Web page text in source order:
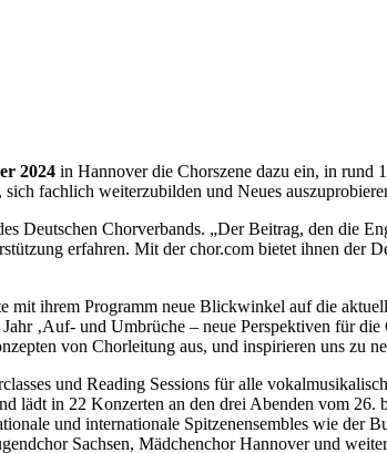
2024 in Hannover die Chorszene dazu ein, in rund
fachlich weiterzubilden und Neues
Deutschen Chorverbands. „Der Beitrag, den die
erfahren. Mit der chor.com bietet ihnen der
ihrem Programm neue Blickwinkel auf die
‚Auf- und Umbrüche – neue Perspektiven für
von Chorleitung aus, und inspirieren uns zu
und Reading Sessions für alle
lädt in 22 Konzerten an den drei Abenden vom
und internationale Spitzen­ensembles wie der
Sachsen, Mädchenchor Hannover und